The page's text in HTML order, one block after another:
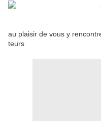
au plaisir de vous y
teurs